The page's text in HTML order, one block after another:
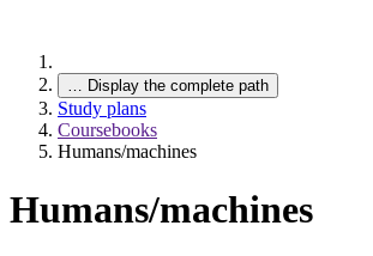
… Display the complete path
Study plans
Coursebooks
Humans/machines
Humans/machines